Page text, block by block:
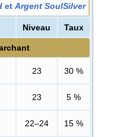
et Argent SoulSilver
Niveau Taux
23 30 %
23 5 %
22–24 15 %